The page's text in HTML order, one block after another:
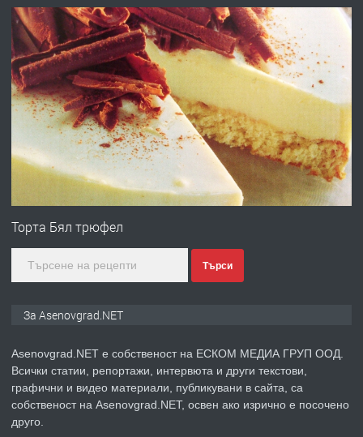
преди 1 година
ПРЕДЛАГА
Професионална зеленчукорезачка
за заведения и дома
преди 1 година
Дава под наем Асеновград
преди 2 години
ПРЕДЛАГА ремонт на покриви
Торта Бял трюфел
Търси
За Asenovgrad.NET
Asenovgrad.NET е собственост на ЕСКОМ МЕДИА ГРУП ООД.
Всички статии, репортажи, интервюта и други текстови,
графични и видео материали, публикувани в сайта, са
собственост на Asenovgrad.NET, освен ако изрично е посочено
друго.